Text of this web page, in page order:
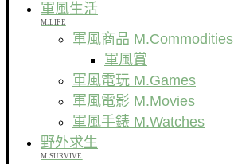
軍風生活
M.LIFE
軍風商品 M.Commodities
軍風賞
軍風電玩 M.Games
軍風電影 M.Movies
軍風手錶 M.Watches
野外求生
M.SURVIVE